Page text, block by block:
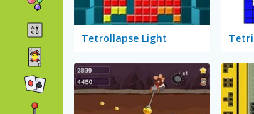
Tetrollapse Light